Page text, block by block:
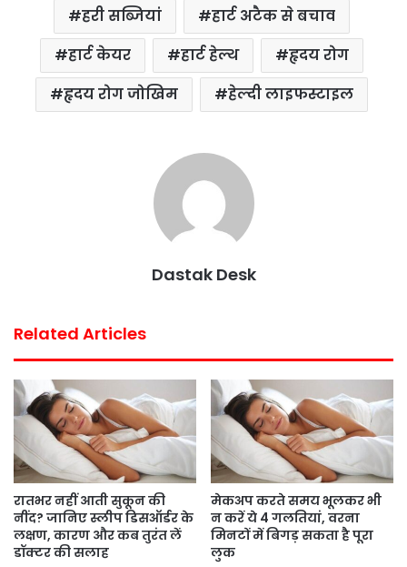
हरी सब्जियां
हार्ट अटैक से बचाव
हार्ट केयर
हार्ट हेल्थ
हृदय रोग
हृदय रोग जोखिम
हेल्दी लाइफस्टाइल
Dastak Desk
Related Articles
रातभर नहीं आती सुकून की
नींद? जानिए स्लीप डिसऑर्डर के
लक्षण, कारण और कब तुरंत लें
डॉक्टर की सलाह
मेकअप करते समय भूलकर भी
न करें ये 4 गलतियां, वरना
मिनटों में बिगड़ सकता है पूरा
लुक